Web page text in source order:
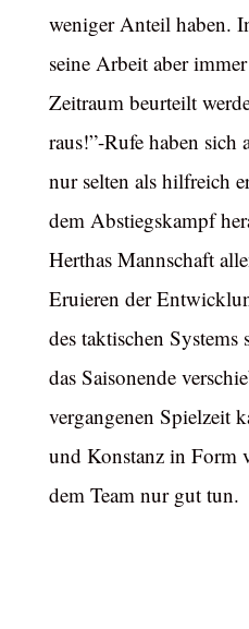
weniger Anteil haben.
seine Arbeit aber
Zeitraum beurteilt
raus!”-Rufe haben sich
nur selten als hilfreich
dem Abstiegskampf
Herthas Mannschaft
Eruieren der
des taktischen
das Saisonende
vergangenen Spielzeit
und Konstanz in Form
dem Team nur gut tun.